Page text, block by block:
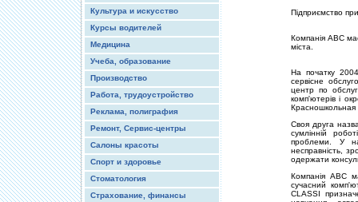
Культура и искусство
Курсы водителей
Медицина
Учеба, образование
Производство
Работа, трудоустройство
Реклама, полиграфия
Ремонт, Сервис-центры
Салоны красоты
Спорт и здоровье
Стоматология
Страхование, финансы
Підприємство
Компанія ABC
міста.
На початку
сервісне
центр по
комп'ютерів і
Своя друга
сумлінній
проблеми. У
несправність,
одержати
Компанія ABC
сучасний
CLASSІ